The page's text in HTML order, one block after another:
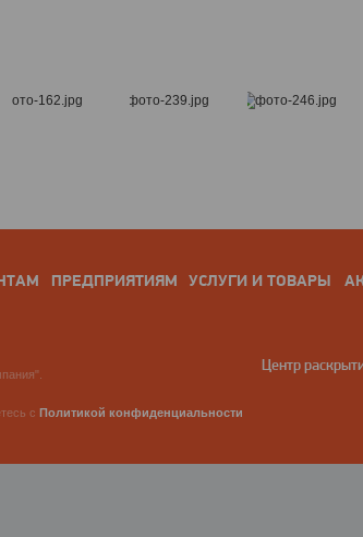
ПРЕДПРИЯТИЯМ УСЛУГИ И ТОВАРЫ
Центр
с Политикой конфиденциальности